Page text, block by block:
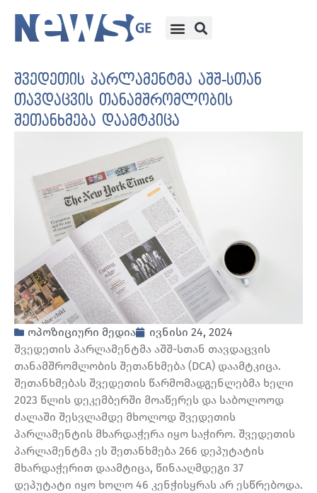
შვედეთის პარლამენტმა აშშ-სთან
თავდაცვის თანამშრომლობის
შეთანხმება დაამტკიცა
ოპოზიციური მედია
ივნისი 24, 2024
შვედეთის პარლამენტმა აშშ-სთან თავდაცვის
თანამშრომლობის შეთანხმება (DCA) დაამტკიცა.
შეთანხმებას შვედეთის წარმომადგენლებმა ხელი
2023 წლის დეკემბერში მოაწერეს და საბოლოოდ
ძალაში შესვლამდე მხოლოდ შვედეთის
პარლამენტის მხარდაჭერა იყო საჭირო. შვედეთის
პარლამენტმა ეს შეთანხმება 266 დეპუტატის
მხარდაჭერით დაამტიცა, წინააღმდეგი 37
დეპუტატი იყო ხოლო 46 კენჭისყრას არ ესწრებოდა.